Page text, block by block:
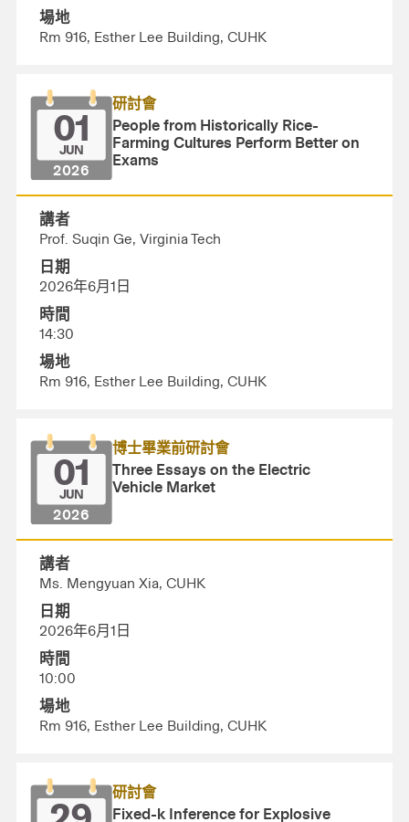
場地
Rm 916, Esther Lee Building, CUHK
01
JUN
2026
研討會
People from Historically Rice-
Farming Cultures Perform Better on
Exams
講者
Prof. Suqin Ge, Virginia Tech
日期
2026年6月1日
時間
14:30
場地
Rm 916, Esther Lee Building, CUHK
01
JUN
2026
博士畢業前研討會
Three Essays on the Electric
Vehicle Market
講者
Ms. Mengyuan Xia, CUHK
日期
2026年6月1日
時間
10:00
場地
Rm 916, Esther Lee Building, CUHK
研討會
Fixed-k Inference for Explosive